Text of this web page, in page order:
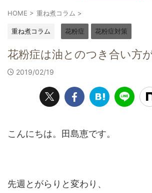
HOME > 重ね煮コラム >
重ね煮コラム 花粉症 花粉症対策
花粉症は油とのつき合い方
2019/02/19
こんにちは。田島恵です。
先週とがらりと変わり、